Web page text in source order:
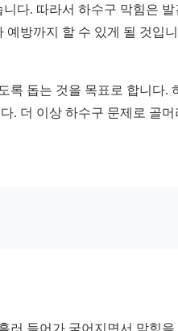
다. 따라서 하수구 막힘은
방까지 할 수 있게 될 것입
돕는 것을 목표로 합니다.
. 더 이상 하수구 문제로 골
들어가 굳어지면서 막힘